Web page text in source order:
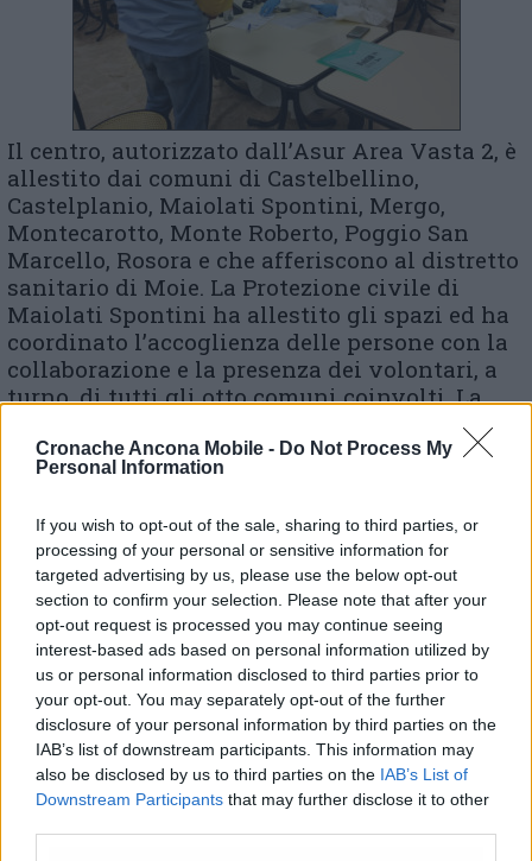
Cronache Ancona Mobile - Do Not Process My
Personal Information
If you wish to opt-out of the sale, sharing to third parties, or
processing of your personal or sensitive information for
targeted advertising by us, please use the below opt-out
section to confirm your selection. Please note that after your
opt-out request is processed you may continue seeing
interest-based ads based on personal information utilized by
us or personal information disclosed to third parties prior to
your opt-out. You may separately opt-out of the further
disclosure of your personal information by third parties on the
IAB’s list of downstream participants. This information may
also be disclosed by us to third parties on the IAB’s List of
Downstream Participants that may further disclose it to other
Il centro, autorizzato dall’Asur Area Vasta 2, è
allestito dai comuni di Castelbellino,
Castelplanio, Maiolati Spontini, Mergo,
Montecarotto, Monte Roberto, Poggio San
Marcello, Rosora e che afferiscono al distretto
sanitario di Moie. La Protezione civile di
Maiolati Spontini ha allestito gli spazi ed ha
coordinato l’accoglienza delle persone con la
collaborazione e la presenza dei volontari, a
turno, di tutti gli otto comuni coinvolti. La
Croce Rossa Italiana, comitato di Castelplanio,
ha collaborato alCcentro fin dalla prima
apertura di maggio sia per il punto di primo
e la Polizia municipale si è messa a
disposizione per assicurare il miglior
andamento delle attività. La seduta di oggi, 8
febbraio, è la 24esima dalla riapertura del 20
novembre per un totale di 10.800
somministrazioni, di cui quasi 9.000 dosi
booster.
© RIPRODUZIONE RISERVATA